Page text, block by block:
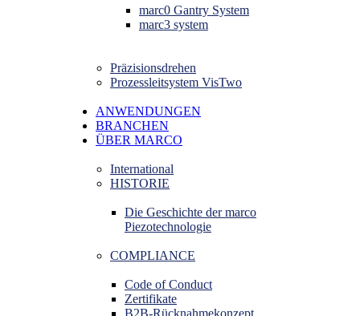
marc0 Gantry System
marc3 system
Präzisionsdrehen
Prozessleitsystem VisTwo
ANWENDUNGEN
BRANCHEN
ÜBER MARCO
International
HISTORIE
Die Geschichte der marco
Piezotechnologie
COMPLIANCE
Code of Conduct
Zertifikate
B2B-Rücknahmekonzept